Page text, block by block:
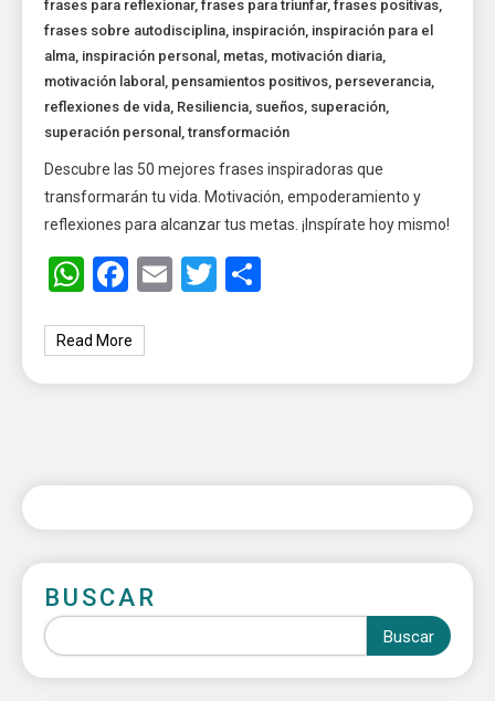
frases para reflexionar,frases para triunfar,frases positivas,
frases sobre autodisciplina, inspiración, inspiración para el
alma, inspiración personal , metas, motivación diaria,
motivación laboral , pensamientos positivos, perseverancia,
reflexiones de vida, Resiliencia, sueños, superación,
superación personal ,transformación
Descubre las 50 mejores frases inspiradoras que
transformarán tu vida. Motivación, empoderamiento y
reflexiones para alcanzar tus metas. ¡Inspírate hoy mismo!
WhatsApp
Facebook
EmailTwitter
Read More
BUSCAR
Buscar